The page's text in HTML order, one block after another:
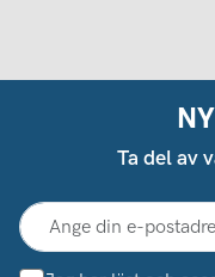
Ta del av